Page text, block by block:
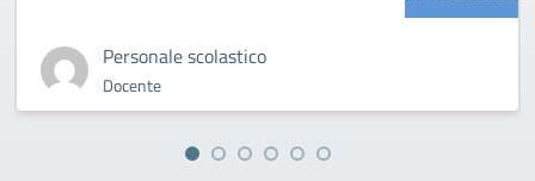
Personale scolastico
Docente